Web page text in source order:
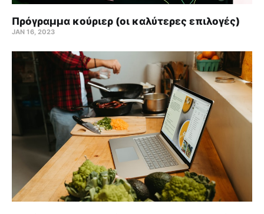
Πρόγραμμα κούριερ (οι καλύτερες επιλογές)
JAN 16, 2023